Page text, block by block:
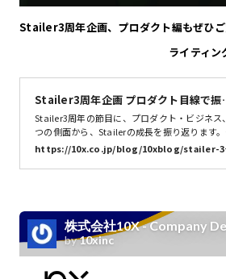
Stailer3周年企画、プロダクト編もぜひご
ライティン
Stailer3周年企画 プロダクト目線で振
返る3年間。プラットフォーム化までの
みと今後の挑戦 | 株式会社10X
Stailer3周年の節目に、プロダクト・ビジネス
つの側面から、Stailerの成長を振り返ります
ailerのリリースは、遡ること2020年5月。初め
ネットスーパーのモバイルアプリに特化したサ
ビスとして提供を開始しました。そこから3年
https://10x.co.jp/blog/10xblog/stailer-